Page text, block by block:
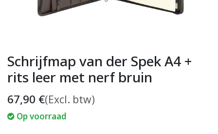
Schrijfmap van der Spek A4 +
rits leer met nerf bruin
67,90 €(Excl. btw)
Op voorraad